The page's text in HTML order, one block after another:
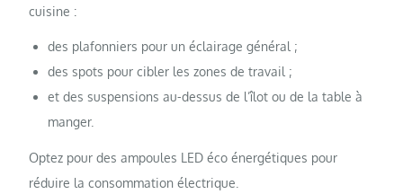
cuisine :
des plafonniers pour un éclairage général ;
des spots pour cibler les zones de travail ;
et des suspensions au-dessus de l’îlot ou de la table à
manger.
Optez pour des ampoules LED éco énergétiques pour
réduire la consommation électrique.